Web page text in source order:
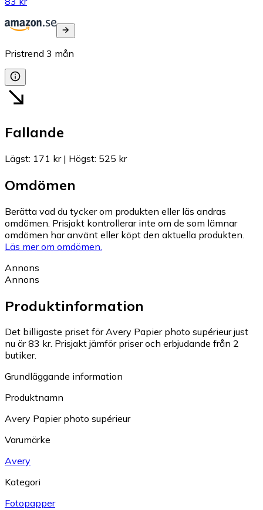
Pristrend 3 mån
Fallande
Lägst: 171 kr| Högst: 525 kr
Omdömen
Berätta vad du tycker om produkten eller läs andras
omdömen. Prisjakt kontrollerar inte om de som lämnar
omdömen har använt eller köpt den aktuella produkten.
Läs mer om omdömen.
Annons
Annons
Produktinformation
Det billigaste priset för Avery Papier photo supérieur just
nu är 83 kr. Prisjakt jämför priser och erbjudande från 2
butiker.
Grundläggande information
Produktnamn
Avery Papier photo supérieur
Varumärke
Avery
Kategori
Fotopapper